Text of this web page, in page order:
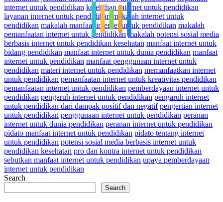
internet untuk pendidikan kelebihan internet untuk pendidikan
layanan internet untuk pendidikan makalah internet untuk
pendidikan makalah manfaat internet untuk pendidikan makalah
pemanfaatan internet untuk pendidikan
makalah potensi sosial media
berbasis internet untuk pendidikan kesehatan manfaat internet untuk
bidang pendidikan manfaat internet untuk dunia pendidikan manfaat
internet untuk pendidikan manfaat penggunaan internet untuk
pendidikan materi internet untuk pendidikan memanfaatkan internet
untuk pendidikan pemanfaatan internet untuk kreativitas pendidikan
pemanfaatan internet untuk pendidikan pemberdayaan internet untuk
pendidikan pengaruh internet untuk pendidikan pengaruh internet
untuk pendidikan dari dampak positif dan negatif pengertian internet
untuk pendidikan penggunaan internet untuk pendidikan peranan
internet untuk dunia pendidikan peranan internet untuk pendidikan
pidato manfaat internet untuk pendidikan pidato tentang internet
untuk pendidikan potensi sosial media berbasis internet untuk
pendidikan kesehatan pro dan kontra internet untuk pendidikan
sebutkan manfaat internet untuk pendidikan upaya pemberdayaan
internet untuk pendidikan
Search
Search